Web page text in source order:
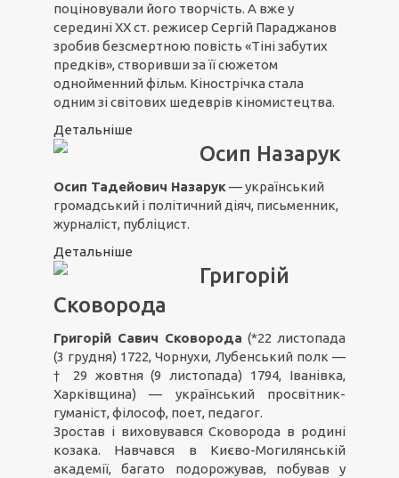
поціновували його творчість. А вже у
середині ХХ ст. режисер Сергій Параджанов
зробив безсмертною повість «Тіні забутих
предків», створивши за її сюжетом
однойменний фільм. Кінострічка стала
одним зі світових шедеврів кіномистецтва.
Детальніше
Осип Назарук
Осип Тадейович Назарук— український
громадський і політичний діяч, письменник,
журналіст, публіцист.
Детальніше
Григорій
Сковорода
Григорій Савич Сковорода (*22 листопада
(3 грудня) 1722, Чорнухи, Лубенський полк —
† 29 жовтня (9 листопада) 1794, Іванівка,
Харківщина) — український просвітник-
гуманіст, філософ, поет, педагог.
Зростав і виховувався Сковорода в родині
козака. Навчався в Києво-Могилянській
академії, багато подорожував, побував у